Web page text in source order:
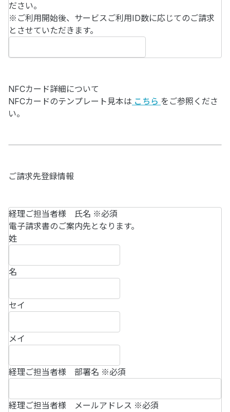
ださい。
※ご利用開始後、サービスご利用ID数に応じてのご請求
とさせていただきます。
NFCカード詳細について
NFCカードのテンプレート見本は こちら をご参照くださ
い。
ご請求先登録情報
経理ご担当者様 氏名 ※必須
電子請求書のご案内先となります。
姓
名
セイ
メイ
経理ご担当者様 部署名 ※必須
経理ご担当者様 メールアドレス ※必須